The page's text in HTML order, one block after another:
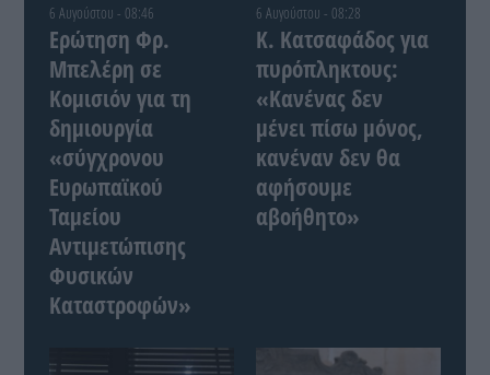
6 Αυγούστου - 08:46
Ερώτηση Φρ.
Μπελέρη σε
Κομισιόν για τη
δημιουργία
«σύγχρονου
Ευρωπαϊκού
Ταμείου
Αντιμετώπισης
Φυσικών
Καταστροφών»
6 Αυγούστου - 08:28
Κ. Κατσαφάδος για
πυρόπληκτους:
«Κανένας δεν
μένει πίσω μόνος,
κανέναν δεν θα
αφήσουμε
αβοήθητο»